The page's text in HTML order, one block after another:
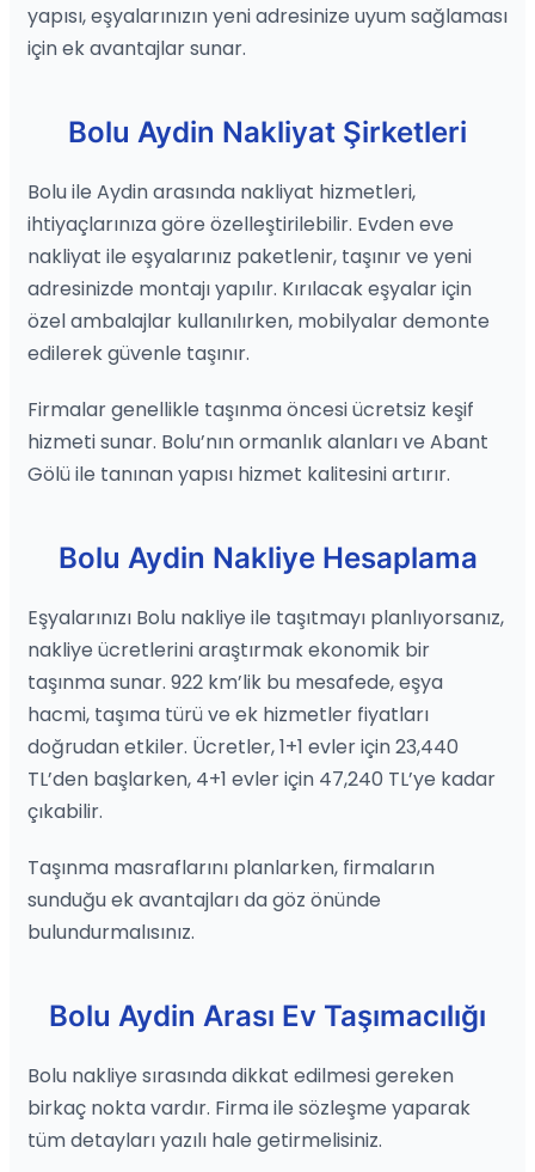
yapısı, eşyalarınızın yeni adresinize uyum sağlaması
için ek avantajlar sunar.
Bolu Aydin Nakliyat Şirketleri
Bolu ile Aydin arasında nakliyat hizmetleri,
ihtiyaçlarınıza göre özelleştirilebilir. Evden eve
nakliyat ile eşyalarınız paketlenir, taşınır ve yeni
adresinizde montajı yapılır. Kırılacak eşyalar için
özel ambalajlar kullanılırken, mobilyalar demonte
edilerek güvenle taşınır.
Firmalar genellikle taşınma öncesi ücretsiz keşif
hizmeti sunar. Bolu’nın ormanlık alanları ve Abant
Gölü ile tanınan yapısı hizmet kalitesini artırır.
Bolu Aydin Nakliye Hesaplama
Eşyalarınızı Bolu nakliye ile taşıtmayı planlıyorsanız,
nakliye ücretlerini araştırmak ekonomik bir
taşınma sunar. 922 km’lik bu mesafede, eşya
hacmi, taşıma türü ve ek hizmetler fiyatları
doğrudan etkiler. Ücretler, 1+1 evler için 23,440
TL’den başlarken, 4+1 evler için 47,240 TL’ye kadar
çıkabilir.
Taşınma masraflarını planlarken, firmaların
sunduğu ek avantajları da göz önünde
bulundurmalısınız.
Bolu Aydin Arası Ev Taşımacılığı
Bolu nakliye sırasında dikkat edilmesi gereken
birkaç nokta vardır. Firma ile sözleşme yaparak
tüm detayları yazılı hale getirmelisiniz.